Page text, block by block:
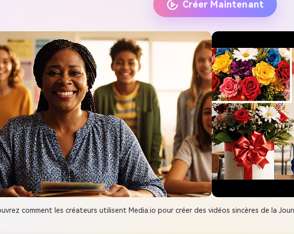
Créer Maintenant
comment les créateurs utilisent Media.io pour créer des vidéos sincères de la